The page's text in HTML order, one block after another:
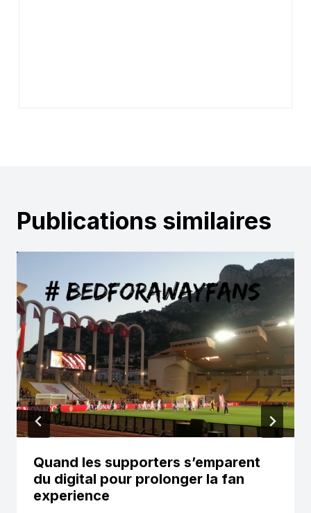
Publications similaires
Quand les supporters s’emparent
du digital pour prolonger la fan
experience